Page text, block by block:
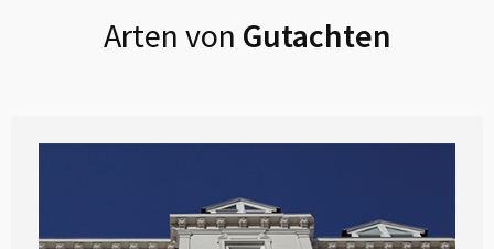
Arten von Gutachten